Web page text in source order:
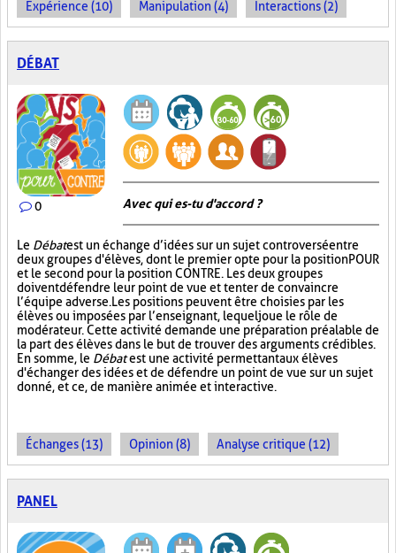
Expérience (10) Manipulation (4) Interactions (2)
DÉBAT
0 Avec qui es-tu d'accord ?
Le Débatest un échange d’idées sur un sujet controversé entre
deux groupes d'élèves, dont le premier opte pour la position POUR
et le second pour la position CONTRE. Les deux groupes
doivent défendre leur point de vue et tenter de convaincre
l’équipe adverse. Les positions peuvent être choisies par les
élèves ou imposées par l’enseignant, lequel joue le rôle de
modérateur. Cette activité demande une préparation préalable de
la part des élèves dans le but de trouver des arguments crédibles.
En somme, le Débatest une activité permettant aux élèves
d'échanger des idées et de défendre un point de vue sur un sujet
donné, et ce, de manière animée et interactive.
Échanges (13) Opinion (8) Analyse critique (12)
PANEL